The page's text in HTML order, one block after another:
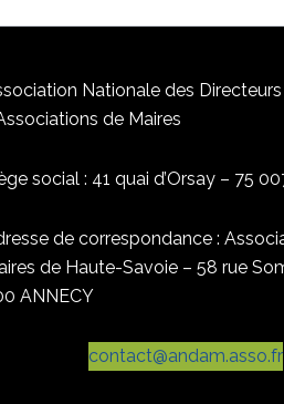
Nationale des Directeurs
de Maires
social : 41 quai d’Orsay – 75
de correspondance :
de Haute-Savoie – 58 rue
ANNECY
contact@andam.asso.fr